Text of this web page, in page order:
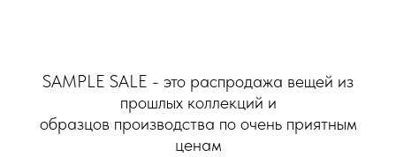
SAMPLE SALE - это распродажа вещей из
прошлых коллекций и
образцов производства по очень приятным
ценам